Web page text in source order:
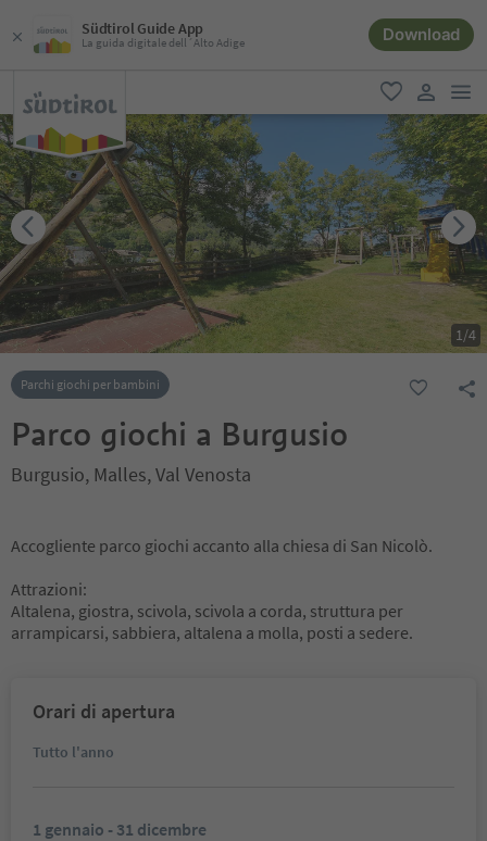
Südtirol Guide App
La guida digitale dell´Alto Adige Download
favoriti
user link
1/4
Parchi giochi per bambini
Parco giochi a Burgusio
Burgusio, Malles, Val Venosta
Accogliente parco giochi accanto alla chiesa di San Nicolò.
Attrazioni:
Altalena, giostra, scivola, scivola a corda, struttura per
arrampicarsi, sabbiera, altalena a molla, posti a sedere.
Orari di apertura
Tutto l'anno
1 gennaio - 31 dicembre